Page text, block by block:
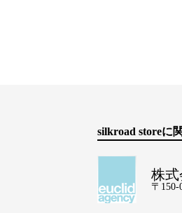
silkroad storeに
株
〒